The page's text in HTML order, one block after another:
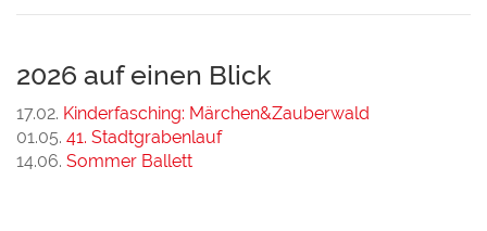
2026 auf einen Blick
17.02. Kinderfasching: Märchen&Zauberwald
01.05. 41. Stadtgrabenlauf
14.06. Sommer Ballett